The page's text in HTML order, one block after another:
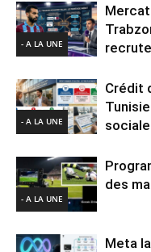
- A LA UNE
- A LA UNE
Crédit
- A LA UNE
des
Meta